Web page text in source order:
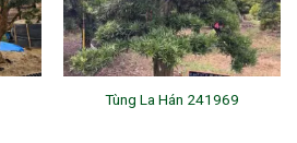
Tùng La Hán 241969